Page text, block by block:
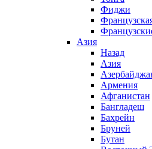
Фиджи
Азия
Назад
Азия
Армения
Афганистан
Бангладеш
Бахрейн
Бруней
Бутан